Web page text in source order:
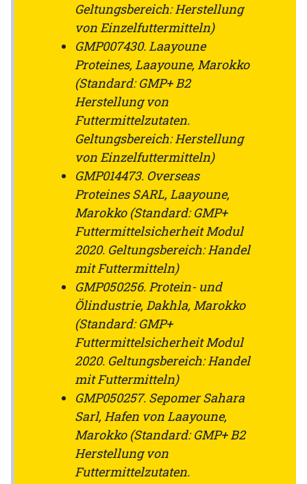
Geltungsbereich: Herstellung
von Einzelfuttermitteln)
GMP007430. Laayoune
Proteines, Laayoune, Marokko
(Standard: GMP+ B2
Herstellung von
Futtermittelzutaten.
Geltungsbereich: Herstellung
von Einzelfuttermitteln)
GMP014473. Overseas
Proteines SARL, Laayoune,
Marokko (Standard: GMP+
Futtermittelsicherheit Modul
2020. Geltungsbereich: Handel
mit Futtermitteln)
GMP050256. Protein- und
Ölindustrie, Dakhla, Marokko
(Standard: GMP+
Futtermittelsicherheit Modul
2020. Geltungsbereich: Handel
mit Futtermitteln)
GMP050257. Sepomer Sahara
Sarl, Hafen von Laayoune,
Marokko (Standard: GMP+ B2
Herstellung von
Futtermittelzutaten.